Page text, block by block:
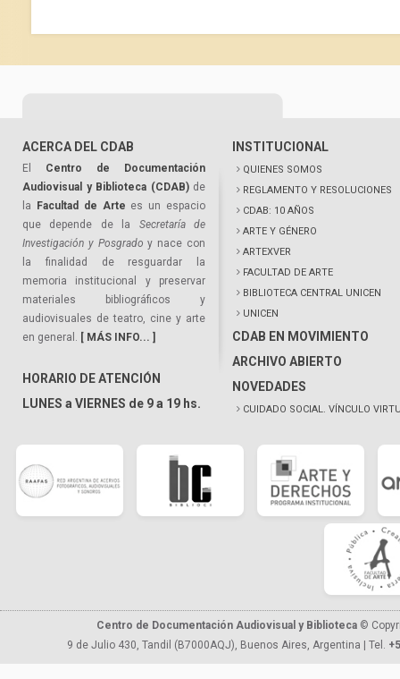
ACERCA DEL CDAB
El Centro de Documentación
Audiovisual y Biblioteca (CDAB)de
la
Facultad de Arte es un espacio
que depende de la Secretaría de
Investigación y Posgrado y nace con
la finalidad de resguardar la
memoria institucional y preservar
materiales bibliográficos y
audiovisuales de teatro, cine y arte
en general. [ MÁS INFO... ]
HORARIO DE ATENCIÓN
LUNES a VIERNES de 9 a 19 hs.
INSTITUCIONAL
QUIENES SOMOS
REGLAMENTO Y RESOLUCIONES
CDAB: 10 AÑOS
ARTE Y GÉNERO
ARTEXVER
FACULTAD DE ARTE
BIBLIOTECA CENTRAL UNICEN
UNICEN
CDAB EN MOVIMIENTO
ARCHIVO ABIERTO
NOVEDADES
CUIDADO SOCIAL. VÍNCULO
Centro de Documentación Audiovisual y Biblioteca ©
9 de Julio 430, Tandil (B7000AQJ), Buenos Aires, Argentina | Tel.